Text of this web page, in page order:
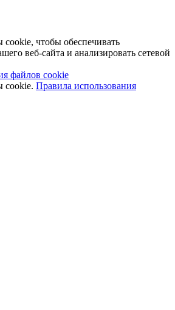
чтобы обеспечивать
веб-сайта и анализировать сетевой
файлов cookie
cookie. Правила использования